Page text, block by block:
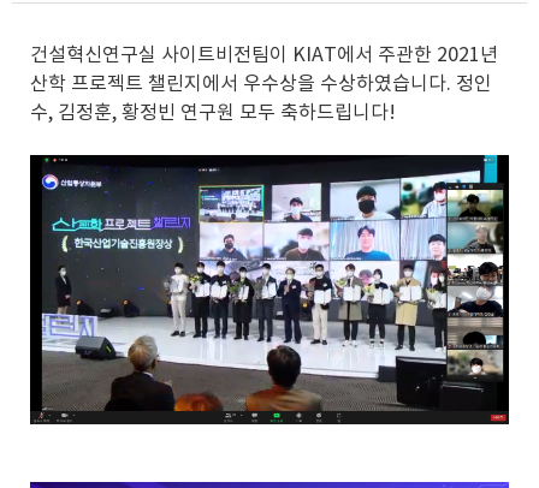
건설혁신연구실 사이트비전팀이 KIAT에서 주관한 2021년
산학 프로젝트 챌린지에서 우수상을 수상하였습니다. 정인
수, 김정훈, 황정빈 연구원 모두 축하드립니다!